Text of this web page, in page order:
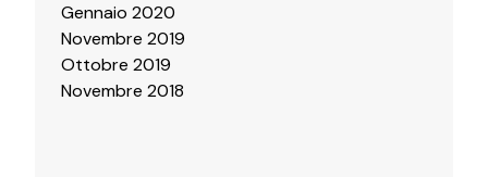
Gennaio 2020
Novembre 2019
Ottobre 2019
Novembre 2018